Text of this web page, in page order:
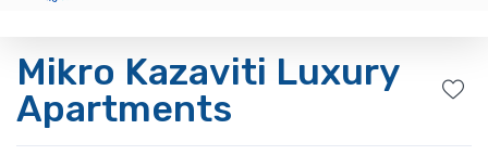
Mikro Kazaviti Luxury
Apartments